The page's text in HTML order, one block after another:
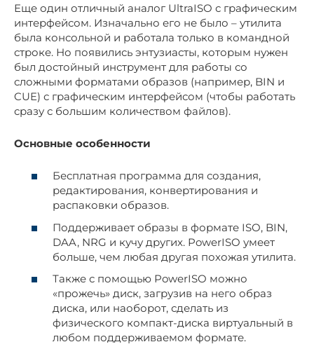
Еще один отличный аналог UltraISO с графическим
интерфейсом. Изначально его не было – утилита
была консольной и работала только в командной
строке. Но появились энтузиасты, которым нужен
был достойный инструмент для работы со
сложными форматами образов (например, BIN и
CUE) с графическим интерфейсом (чтобы работать
сразу с большим количеством файлов).
Основные особенности
Бесплатная программа для создания,
редактирования, конвертирования и
распаковки образов.
Поддерживает образы в формате ISO, BIN,
DAA, NRG и кучу других. PowerISO умеет
больше, чем любая другая похожая утилита.
Также с помощью PowerISO можно
«прожечь» диск, загрузив на него образ
диска, или наоборот, сделать из
физического компакт-диска виртуальный в
любом поддерживаемом формате.